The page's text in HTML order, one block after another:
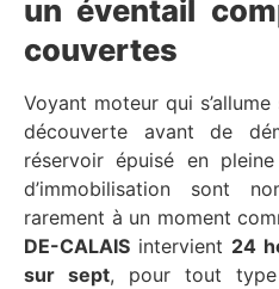
un éventail
couvertes
Voyant moteur qui
découverte avant de
réservoir épuisé en
d’immobilisation sont
rarement à un moment
DE-CALAIS intervient 24
sur sept, pour tout type